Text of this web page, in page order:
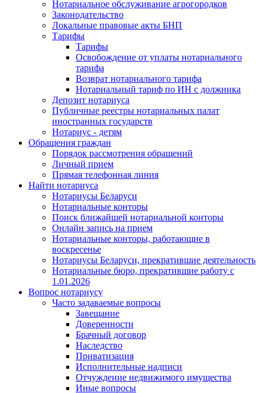
Нотариальное обслуживание агрогородков
Законодательство
Локальные правовые акты БНП
Тарифы
Тарифы
Освобождение от уплаты нотариального
тарифа
Возврат нотариального тарифа
Нотариальный тариф по ИН с должника
Депозит нотариуса
Публичные реестры нотариальных палат
иностранных государств
Нотариус - детям
Обращения граждан
Порядок рассмотрения обращений
Личный прием
Прямая телефонная линия
Найти нотариуса
Нотариусы Беларуси
Нотариальные конторы
Поиск ближайшей нотариальной конторы
Онлайн запись на прием
Нотариальные конторы, работающие в
воскресенье
Нотариусы Беларуси, прекратившие деятельность
Нотариальные бюро, прекратившие работу с
1.01.2026
Вопрос нотариусу
Часто задаваемые вопросы
Завещание
Доверенности
Брачный договор
Наследство
Приватизация
Исполнительные надписи
Отчуждение недвижимого имущества
Иные вопросы